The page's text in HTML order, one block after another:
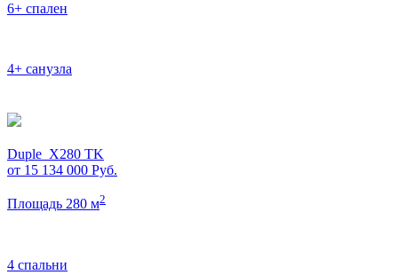
6+ спален
4+ санузла
Duple_X280 TK
от 15 134 000 Руб.
Площадь 280 м2
4 спальни